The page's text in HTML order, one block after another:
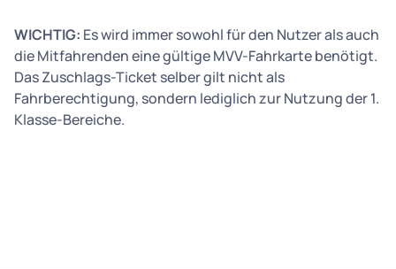
WICHTIG: Es wird immer sowohl für den Nutzer als auch
die Mitfahrenden eine gültige MVV-Fahrkarte benötigt.
Das Zuschlags-Ticket selber gilt nicht als
Fahrberechtigung, sondern lediglich zur Nutzung der 1.
Klasse-Bereiche.